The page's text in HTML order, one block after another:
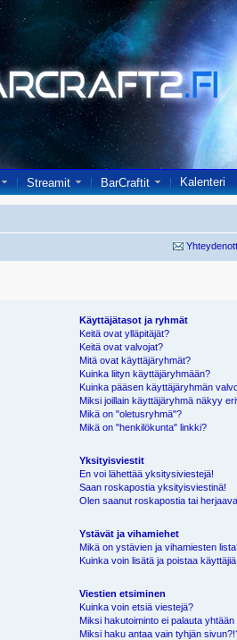
Streamit BarCraftit Kalenteri
Käyttäjätasot ja ryhmät
Keitä ovat ylläpitäjät?
Keitä ovat valvojat?
Mitä ovat käyttäjäryhmät?
Kuinka liityn käyttäjäryhmään?
Kuinka pääsen käyttäjäryhmän
Miksi joillain käyttäjäryhmä näkyy
Mikä on "oletusryhmä"?
Mikä on "henkilökunta" linkki?
Yksityisviestit
En voi lähettää yksitysiviestejä!
Saan roskapostia yksityisviestinä!
Olen saanut roskapostia tai
Ystävät ja vihamiehet
Mikä on ystävien ja vihamiesten
Kuinka voin lisätä ja poistaa
Viestien etsiminen
Kuinka voin etsiä viestejä?
Miksi hakutoiminto ei palauta yhtään
Miksi haku antaa vain tyhjän